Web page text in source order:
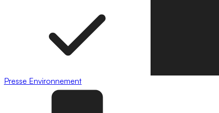
Presse Environnement